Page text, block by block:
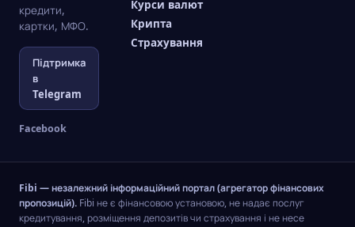
кредити,
картки, МФО.
Підтримка
в
Telegram
Facebook
Курси валют
Крипта
Страхування
Fibi — незалежний інформаційний портал (агрегатор фінансових
пропозицій). Fibi не є фінансовою установою, не надає послуг
кредитування, розміщення депозитів чи страхування і не несе